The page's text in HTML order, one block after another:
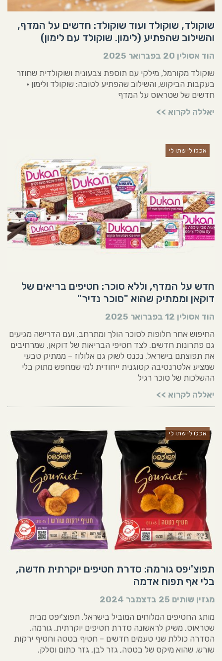
שוקולד, שוקולד ועוד שוקולד: חדשים על המדף,
והשילוב שהפתיע (לימון. שוקולד עם לימון)
הוד אסולין 20 בפברואר 2025
שוקולד מקורמל, מילקי עם תוספת צבעונית ושוקולדית שחוזר
בעקבות הביקוש, והשילוב שהפתיע לטובה: שוקולד ולימון •
חדשים של שטראוס על המדף
יאללה לקרוא >>
אכלו לי שתו לי
חדש על המדף, וללא סוכר: חטיפים בריאים של
דוקאן וממתיק שהוא "סוכר נדיר"
הוד אסולין 12 בפברואר 2025
החיפוש אחר חלופות לסוכר הולך ומתרחב, ועם הדרישה מגיעים
גם פתרונות חדשים. לצד חטיפי הבריאות של דוקאן, שמרחיבים
את תפוצתם בישראל, נכנס לשוק גם אלולוז – ממתיק טבעי
שמציע אלטרנטיבה קטוגנית ייחודית למי שמחפש מתוק בלי
ההשלכות של סוכר רגיל
יאללה לקרוא >>
אכלו לי שתו לי
תפוצ'יפס גורמה: סדרת חטיפים יוקרתית חדשה,
בלי אף תפוח אדמה
מגזין שותים 25 בדצמבר 2024
מותג החטיפים המלוחים המוביל בישראל, תפוצ'יפס מבית
שטראוס, משיק לראשונה סדרת חטיפים יוקרתית, גורמה.
הסדרה כוללת שני טעמים חדשים – חטיף בטטה וחטיף ירקות
שורש, שהוא מיקס של בטטה, גזר לבן, גזר כתום וסלק.